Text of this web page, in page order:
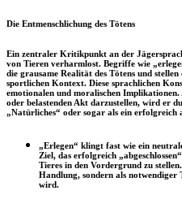
Die Entmenschlichung des Tötens
Ein zentraler Kritikpunkt an der
von Tieren verharmlost. Begriffe wie
die grausame Realität des Tötens und
sportlichen Kontext. Diese sprachlichen
emotionalen und moralischen Implikationen.
oder belastenden Akt darzustellen, wird er
„Natürliches“ oder sogar als ein erfolgreich
„Erlegen“ klingt fast wie ein
Ziel, das erfolgreich
Tieres in den Vordergrund zu
Handlung, sondern als notwendiger
wird.